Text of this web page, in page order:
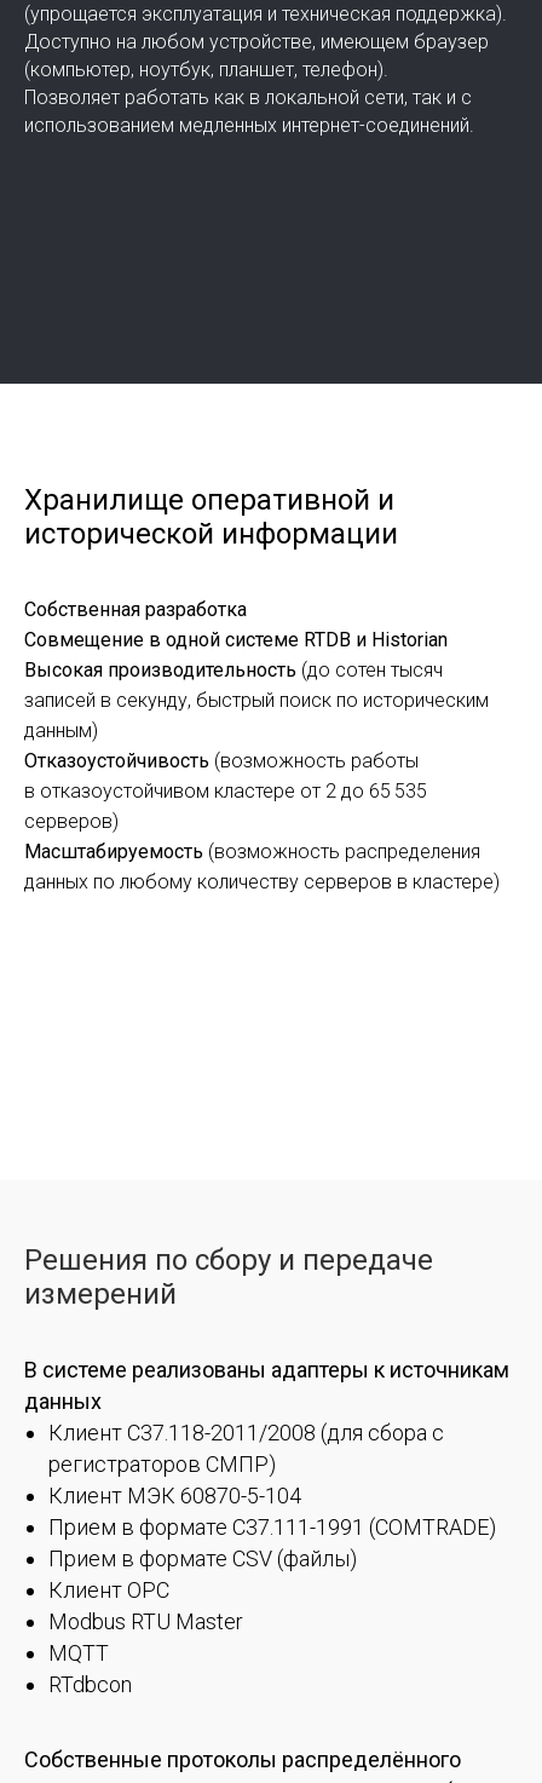
(упрощается эксплуатация и техническая поддержка).
Доступно на любом устройстве, имеющем браузер
(компьютер, ноутбук, планшет, телефон).
Позволяет работать как в локальной сети, так и с
использованием медленных интернет-соединений.
Хранилище оперативной и
исторической информации
Собственная разработка
Совмещение в одной системе RTDB и Historian
Высокая производительность (до сотен тысяч
записей в секунду, быстрый поиск по историческим
данным)
Отказоустойчивость (возможность работы
в отказоустойчивом кластере от 2 до 65 535
серверов)
Масштабируемость (возможность распределения
данных по любому количеству серверов в кластере)
Решения по сбору и передаче
измерений
В системе реализованы адаптеры к источникам
данных
Клиент C37.118-2011/2008 (для сбора с
регистраторов СМПР)
Клиент МЭК 60870-5-104
Прием в формате C37.111-1991 (COMTRADE)
Прием в формате CSV (файлы)
Клиент OPC
Modbus RTU Master
MQTT
RTdbcon
Собственные протоколы распределённого